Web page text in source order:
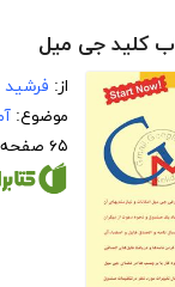
کلید جی میل
از: فرشید
موضوع:
۶۵ صفحه